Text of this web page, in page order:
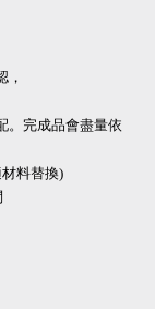
，
。完成品會盡量依
料替換)